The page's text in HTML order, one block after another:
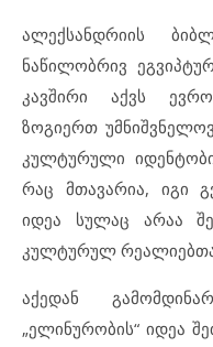
ალექსანდრიის
ნაწილობრივ
კავშირი აქვს
ზოგიერთ
კულტურული
რაც მთავარია, იგი
იდეა სულაც არაა
კულტურულ
აქედან
„ელინურობის“ იდეა